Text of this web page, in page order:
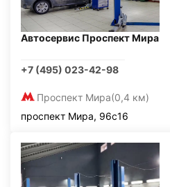
Автосервис Проспект Мира
+7 (495) 023-42-98
Проспект Мира(0,4 км)
проспект Мира, 96с16